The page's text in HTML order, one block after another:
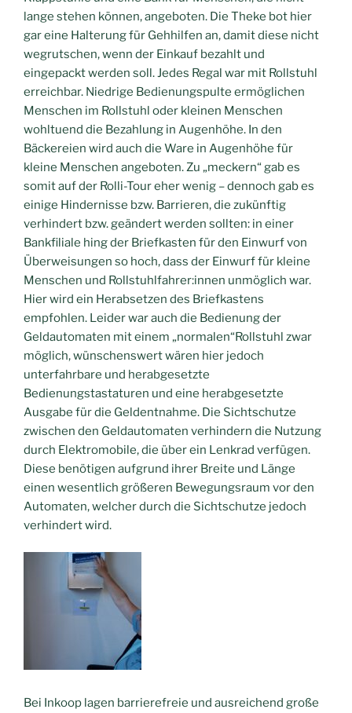
lange stehen können, angeboten. Die Theke bot hier
gar eine Halterung für Gehhilfen an, damit diese nicht
wegrutschen, wenn der Einkauf bezahlt und
eingepackt werden soll. Jedes Regal war mit Rollstuhl
erreichbar. Niedrige Bedienungspulte ermöglichen
Menschen im Rollstuhl oder kleinen Menschen
wohltuend die Bezahlung in Augenhöhe. In den
Bäckereien wird auch die Ware in Augenhöhe für
kleine Menschen angeboten. Zu „meckern“ gab es
somit auf der Rolli-Tour eher wenig – dennoch gab es
einige Hindernisse bzw. Barrieren, die zukünftig
verhindert bzw. geändert werden sollten: in einer
Bankfiliale hing der Briefkasten für den Einwurf von
Überweisungen so hoch, dass der Einwurf für kleine
Menschen und Rollstuhlfahrer:innen unmöglich war.
Hier wird ein Herabsetzen des Briefkastens
empfohlen. Leider war auch die Bedienung der
Geldautomaten mit einem „normalen“Rollstuhl zwar
möglich, wünschenswert wären hier jedoch
unterfahrbare und herabgesetzte
Bedienungstastaturen und eine herabgesetzte
Ausgabe für die Geldentnahme. Die Sichtschutze
zwischen den Geldautomaten verhindern die Nutzung
durch Elektromobile, die über ein Lenkrad verfügen.
Diese benötigen aufgrund ihrer Breite und Länge
einen wesentlich größeren Bewegungsraum vor den
Automaten, welcher durch die Sichtschutze jedoch
verhindert wird.
Bei Inkoop lagen barrierefreie und ausreichend große